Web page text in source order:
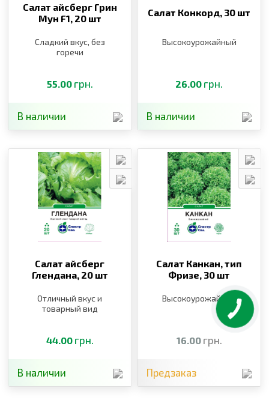
Салат айсберг Грин
Мун F1, 20 шт
Сладкий вкус, без
горечи
55.00 грн.
В наличии
Салат Конкорд, 30 шт
Высокоурожайный
26.00 грн.
В наличии
Салат айсберг
Глендана, 20 шт
Отличный вкус и
товарный вид
44.00 грн.
В наличии
Салат Канкан, тип
Фризе, 30 шт
Высокоурожайный
16.00 грн.
Предзаказ